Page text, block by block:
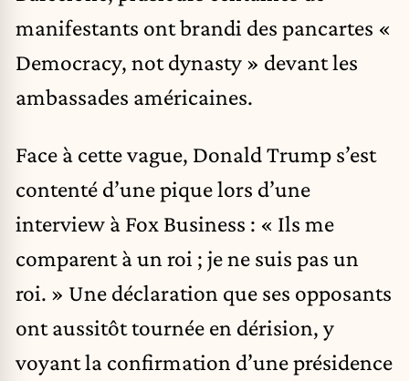
manifestants ont brandi des pancartes «
Democracy, not dynasty » devant les
ambassades américaines.
Face à cette vague, Donald Trump s’est
contenté d’une pique lors d’une
interview à Fox Business : « Ils me
comparent à un roi ; je ne suis pas un
roi. » Une déclaration que ses opposants
ont aussitôt tournée en dérision, y
voyant la confirmation d’une présidence